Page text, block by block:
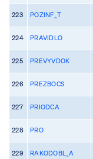
223 POZINF_T
224 PRAVIDLO
225 PREVYVDOK
226 PREZBOCS
227 PRIODCA
228 PRO
229 RAKODOBL_A